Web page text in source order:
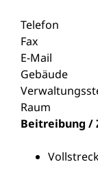
Telefon
Fax
E-Mail
Gebäude
Raum
Beitreibung /